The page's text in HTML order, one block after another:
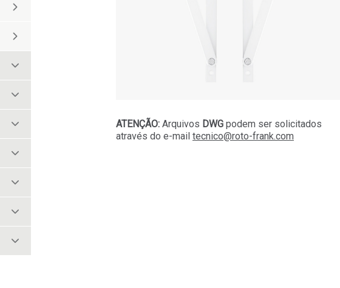
ATENÇÃO: Arquivos DWG podem ser solicitados
através do e-mail tecnico@roto-frank.com